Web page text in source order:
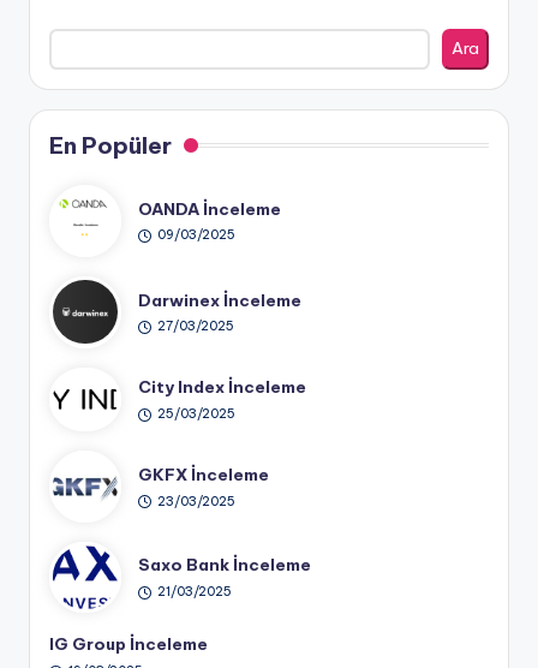
Ara
En Popüler
OANDA İnceleme
09/03/2025
Darwinex İnceleme
27/03/2025
City Index İnceleme
25/03/2025
GKFX İnceleme
23/03/2025
Saxo Bank İnceleme
21/03/2025
IG Group İnceleme